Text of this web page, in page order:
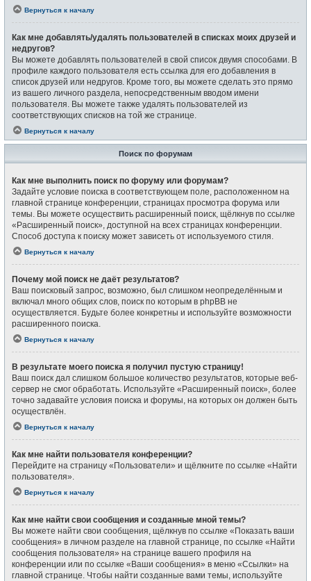
Вернуться к началу
Как мне добавлять/удалять пользователей в списках моих друзей и
недругов?
Вы можете добавлять пользователей в свой список двумя способами. В
профиле каждого пользователя есть ссылка для его добавления в
список друзей или недругов. Кроме того, вы можете сделать это прямо
из вашего личного раздела, непосредственным вводом имени
пользователя. Вы можете также удалять пользователей из
соответствующих списков на той же странице.
Вернуться к началу
Поиск по форумам
Как мне выполнить поиск по форуму или форумам?
Задайте условие поиска в соответствующем поле, расположенном на
главной странице конференции, страницах просмотра форума или
темы. Вы можете осуществить расширенный поиск, щёлкнув по ссылке
«Расширенный поиск», доступной на всех страницах конференции.
Способ доступа к поиску может зависеть от используемого стиля.
Вернуться к началу
Почему мой поиск не даёт результатов?
Ваш поисковый запрос, возможно, был слишком неопределённым и
включал много общих слов, поиск по которым в phpBB не
осуществляется. Будьте более конкретны и используйте возможности
расширенного поиска.
Вернуться к началу
В результате моего поиска я получил пустую страницу!
Ваш поиск дал слишком большое количество результатов, которые веб-
сервер не смог обработать. Используйте «Расширенный поиск», более
точно задавайте условия поиска и форумы, на которых он должен быть
осуществлён.
Вернуться к началу
Как мне найти пользователя конференции?
Перейдите на страницу «Пользователи» и щёлкните по ссылке «Найти
пользователя».
Вернуться к началу
Как мне найти свои сообщения и созданные мной темы?
Вы можете найти свои сообщения, щёлкнув по ссылке «Показать ваши
сообщения» в личном разделе на главной странице, по ссылке «Найти
сообщения пользователя» на странице вашего профиля на
конференции или по ссылке «Ваши сообщения» в меню «Ссылки» на
главной странице. Чтобы найти созданные вами темы, используйте